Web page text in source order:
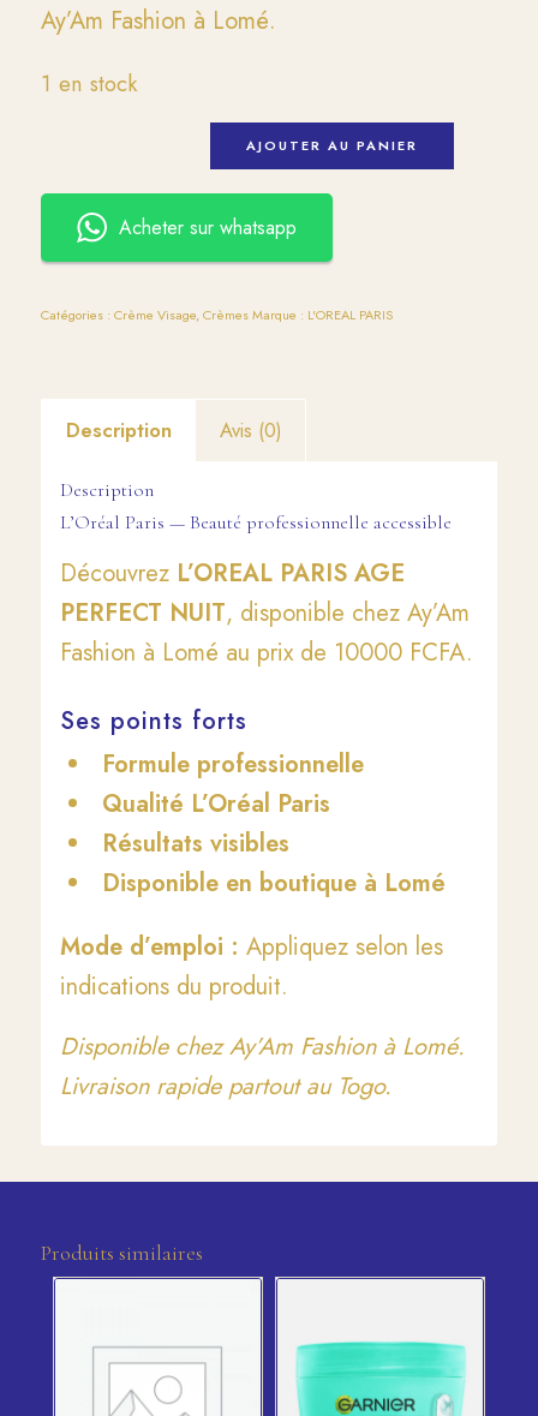
Ay’Am Fashion à Lomé.
1 en stock
AJOUTER AU PANIER
Acheter sur whatsapp
Catégories : Crème Visage,Crèmes Marque : L'OREAL PARIS
Description Avis (0)
Description
L’Oréal Paris — Beauté professionnelle accessible
Découvrez L’OREAL PARIS AGE
PERFECT NUIT, disponible chez Ay’Am
Fashion à Lomé au prix de 10000 FCFA.
Ses points forts
Formule professionnelle
Qualité L’Oréal Paris
Résultats visibles
Disponible en boutique à Lomé
Mode d’emploi : Appliquez selon les
indications du produit.
Disponible chez Ay’Am Fashion à Lomé.
Livraison rapide partout au Togo.
Produits similaires